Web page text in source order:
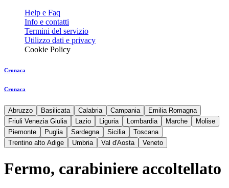
Help e Faq
Info e contatti
Termini del servizio
Utilizzo dati e privacy
Cookie Policy
Cronaca
Cronaca
Abruzzo Basilicata Calabria Campania
Emilia Romagna
Friuli Venezia Giulia
Lazio Liguria Lombardia Marche
Molise
Piemonte
Puglia Sardegna Sicilia
Toscana
Trentino alto Adige
Umbria Val d'Aosta Veneto
Fermo, carabiniere accoltellato